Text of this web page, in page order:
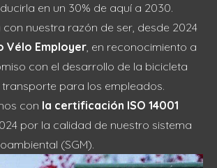
en un 30% de aquí a 2030.
nuestra razón de ser, desde 2024
Vélo Employer, en reconocimiento a
con el desarrollo de la bicicleta
para los empleados.
con la certificación ISO 14001
por la calidad de nuestro sistema
(SGM).